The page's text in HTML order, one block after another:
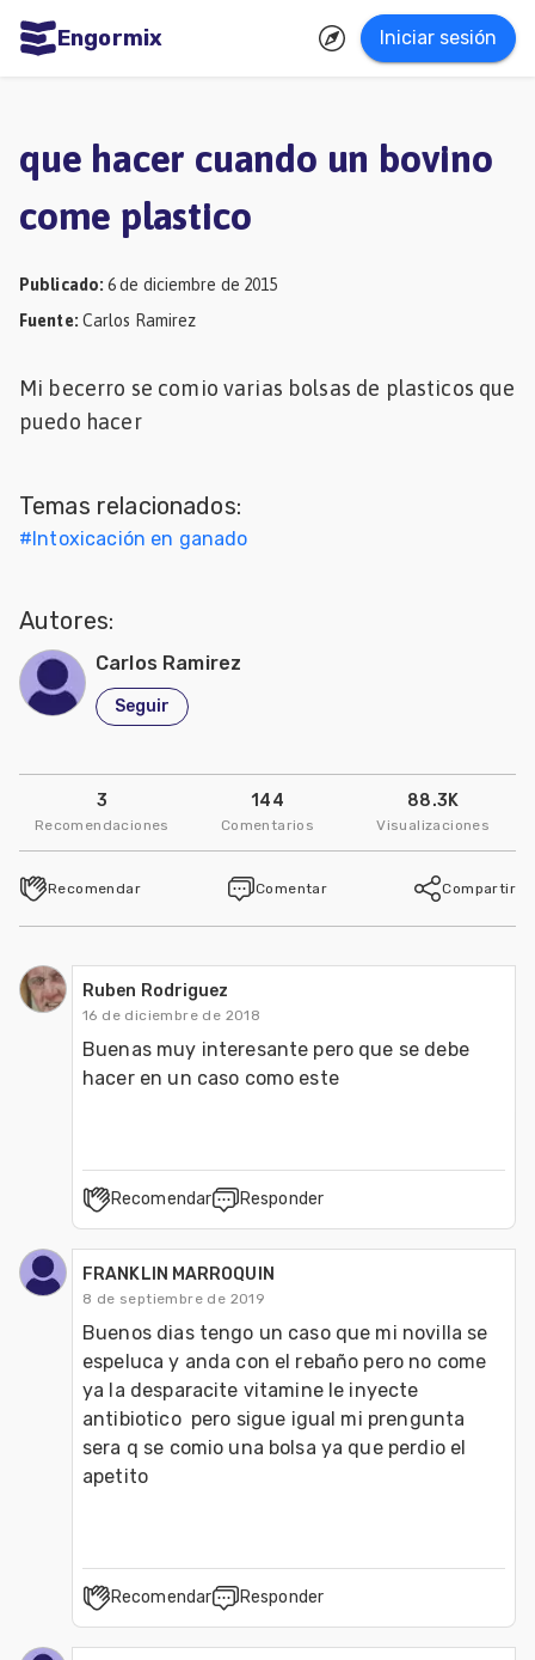
Engormix Iniciar sesión
Agricultura
Balanceados
Piensos
Ganadería
Lechería
que hacer cuando un bovino
come plastico
Publicado: 6 de diciembre de 2015
Fuente: Carlos Ramirez
Mi becerro se comio varias bolsas de plasticos que
puedo hacer
Temas relacionados:
#Intoxicación en ganado
Autores:
Carlos Ramirez
Seguir
3
Recomendaciones
144
Comentarios
88.3K
Visualizaciones
Recomendar Comentar Compartir
Ruben Rodriguez
16 de diciembre de 2018
Buenas muy interesante pero que se debe
hacer en un caso como este
Recomendar Responder
FRANKLIN MARROQUIN
8 de septiembre de 2019
Buenos dias tengo un caso que mi novilla se
espeluca y anda con el rebaño pero no come
ya la desparacite vitamine le inyecte
antibiotico  pero sigue igual mi prengunta
sera q se comio una bolsa ya que perdio el
apetito
Recomendar Responder